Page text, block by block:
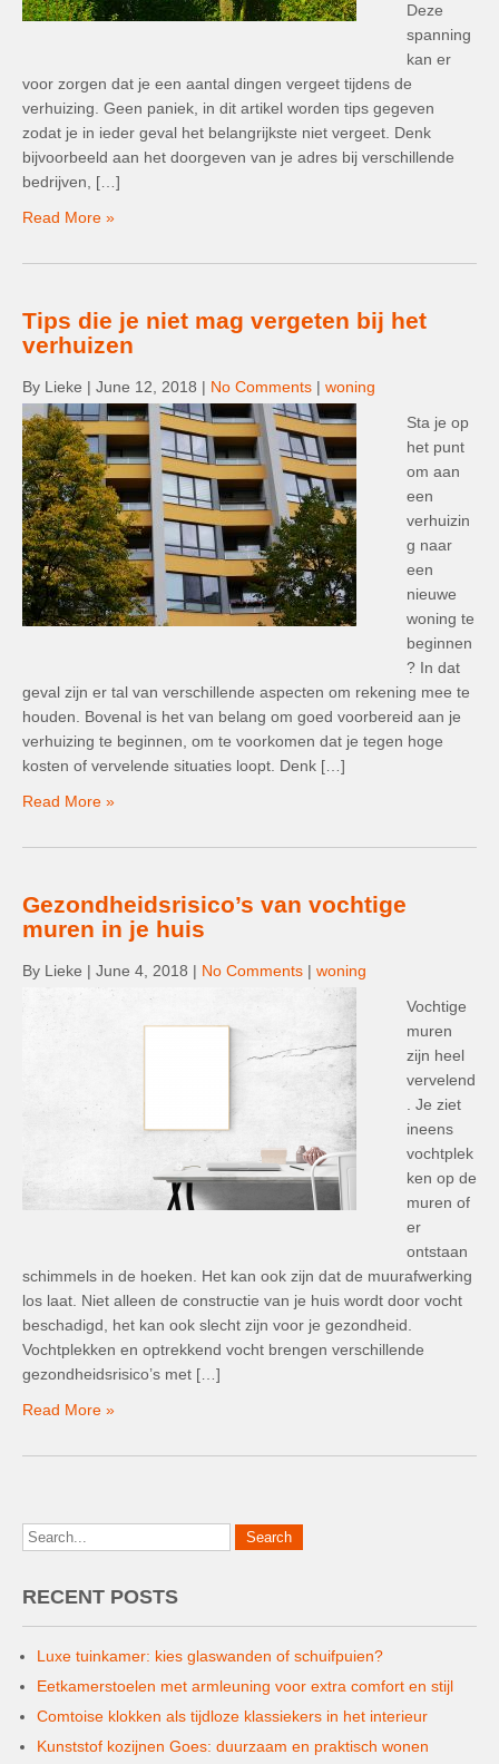
Deze
spanning
kan er
voor zorgen dat je een aantal dingen vergeet tijdens de
verhuizing. Geen paniek, in dit artikel worden tips gegeven
zodat je in ieder geval het belangrijkste niet vergeet. Denk
bijvoorbeeld aan het doorgeven van je adres bij verschillende
bedrijven, […]
Read More »
Tips die je niet mag vergeten bij het
verhuizen
By Lieke | June 12, 2018 | No Comments | woning
Sta je op
het punt
om aan
een
verhuizin
g naar
een
nieuwe
woning te
beginnen
? In dat
geval zijn er tal van verschillende aspecten om rekening mee te
houden. Bovenal is het van belang om goed voorbereid aan je
verhuizing te beginnen, om te voorkomen dat je tegen hoge
kosten of vervelende situaties loopt. Denk […]
Read More »
Gezondheidsrisico’s van vochtige
muren in je huis
By Lieke | June 4, 2018 | No Comments | woning
Vochtige
muren
zijn heel
vervelend
. Je ziet
ineens
vochtplek
ken op de
muren of
er
ontstaan
schimmels in de hoeken. Het kan ook zijn dat de muurafwerking
los laat. Niet alleen de constructie van je huis wordt door vocht
beschadigd, het kan ook slecht zijn voor je gezondheid.
Vochtplekken en optrekkend vocht brengen verschillende
gezondheidsrisico’s met […]
Read More »
RECENT POSTS
Luxe tuinkamer: kies glaswanden of schuifpuien?
Eetkamerstoelen met armleuning voor extra comfort en stijl
Comtoise klokken als tijdloze klassiekers in het interieur
Kunststof kozijnen Goes: duurzaam en praktisch wonen